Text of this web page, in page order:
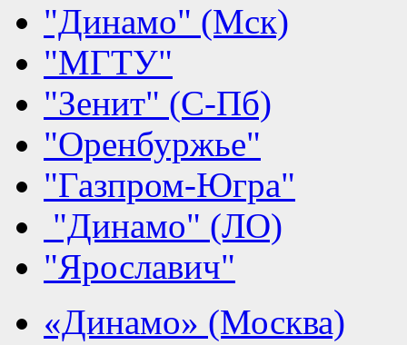
"Динамо" (Мск)
"МГТУ"
"Зенит" (С-Пб)
"Оренбуржье"
"Газпром-Югра"
"Динамо" (ЛО)
"Ярославич"
«Динамо» (Москва)